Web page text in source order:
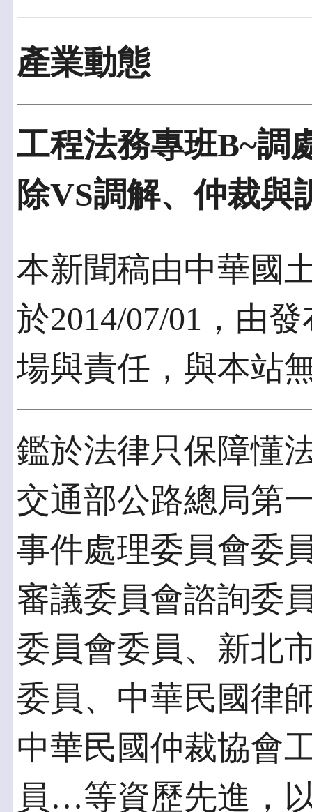
產業動態
工程法務專班B~調
除VS調解、仲裁與
本新聞稿由中華國
於2014/07/01，由
場與責任，與本站
鑑於法律只保障懂
交通部公路總局第
事件處理委員會委
審議委員會諮詢委
委員會委員、新北
委員、中華民國律
中華民國仲裁協會
員…等資歷先進，